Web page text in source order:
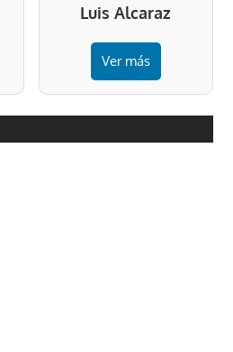
Luis Alcaraz
Ver más